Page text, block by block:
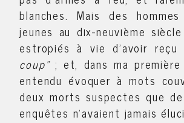
blanches. Mais des
jeunes au dix-neuvième
estropiés à vie d'avoir reçu
coup"; et, dans ma première
entendu évoquer à mots
deux morts suspectes que
enquêtes n'avaient jamais